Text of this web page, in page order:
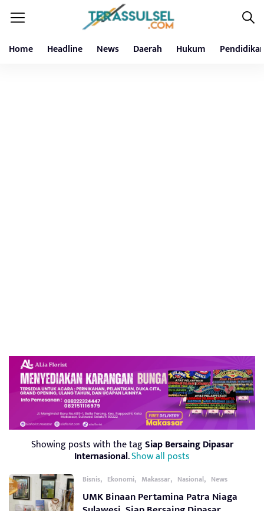
Home Headline News Daerah Hukum
Showing posts with the tagSiap Bersaing Dipasar
Internasional.Show all posts
Bisnis, Ekonomi, Makassar, Nasional, News
UMK Binaan Pertamina Patra Niaga